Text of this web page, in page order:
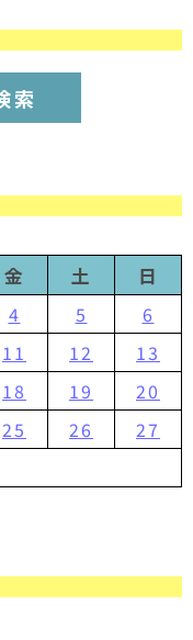
金 土 日
4 5
6
11 12
13
18 19
20
25 26
27